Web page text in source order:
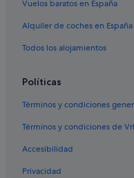
Vuelos baratos en España
Alquiler de coches en España
Todos los alojamientos
Políticas
Términos y condiciones
Términos y condiciones de
Accesibilidad
Privacidad